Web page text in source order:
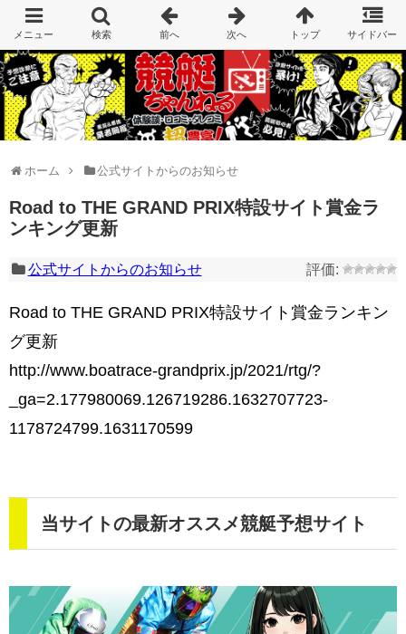
ホーム 公式サイトからのお知らせ
Road to THE GRAND PRIX特設サイト賞金ラ
ンキング更新
公式サイトからのお知らせ
Road to THE GRAND PRIX特設サイト賞金ランキン
グ更新
http://www.boatrace-grandprix.jp/2021/rtg/?
_ga=2.177980069.126719286.1632707723-
1178724799.1631170599
当サイトの最新オススメ競艇予想サイト